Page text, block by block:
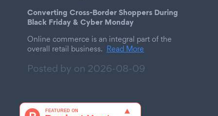
Converting Cross-Border Shoppers During
Black Friday & Cyber Monday
Online commerce is an integral part of the
overall retail business. Read More
Posted by on 2026-08-09